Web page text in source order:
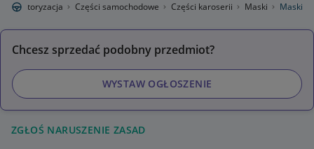
Motoryzacja Części samochodowe Części karoserii Maski Maski
Chcesz sprzedać podobny przedmiot?
WYSTAW OGŁOSZENIE
ZGŁOŚ NARUSZENIE ZASAD